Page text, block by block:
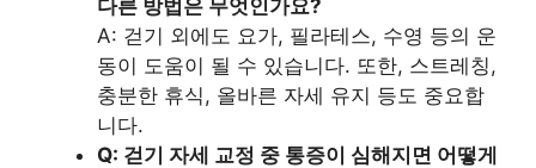
다른 방법은 무엇인가요?
A: 걷기 외에도 요가, 필라테스, 수영 등의 운
동이 도움이 될 수 있습니다. 또한, 스트레칭,
충분한 휴식, 올바른 자세 유지 등도 중요합
니다.
Q: 걷기 자세 교정 중 통증이 심해지면 어떻게